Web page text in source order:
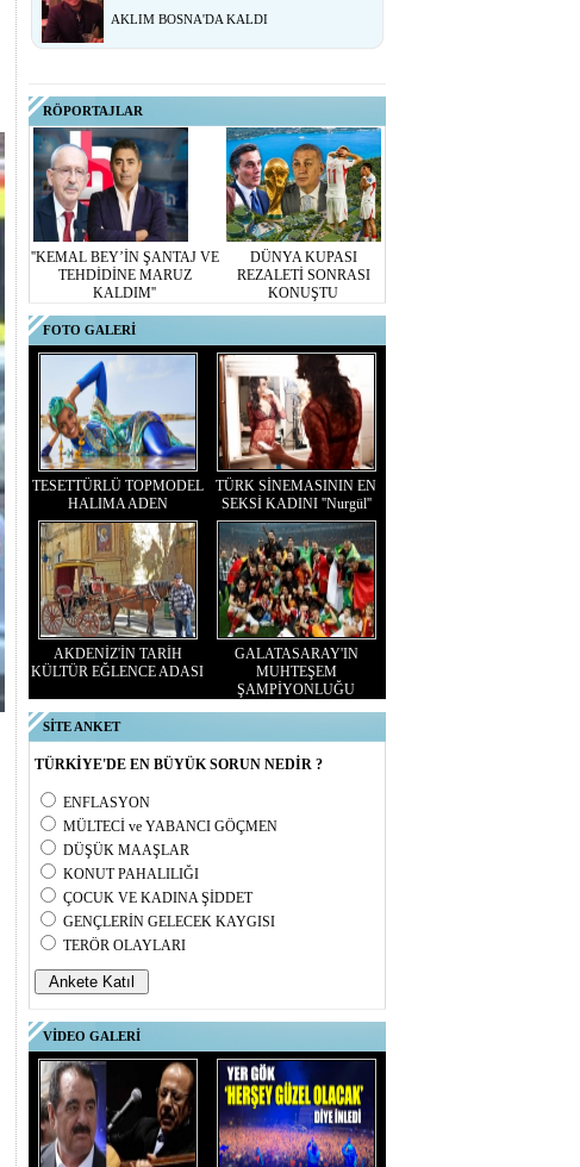
AKLIM BOSNA'DA KALDI
RÖPORTAJLAR
''KEMAL BEY’İN ŞANTAJ VE
TEHDİDİNE MARUZ
KALDIM''
DÜNYA KUPASI
REZALETİ SONRASI
KONUŞTU
FOTO GALERİ
TESETTÜRLÜ TOPMODEL
HALIMA ADEN
TÜRK SİNEMASININ EN
SEKSİ KADINI ''Nurgül''
AKDENİZ'İN TARİH
KÜLTÜR EĞLENCE ADASI
GALATASARAY'IN
MUHTEŞEM
ŞAMPİYONLUĞU
SİTE ANKET
TÜRKİYE'DE EN BÜYÜK SORUN NEDİR ?
ENFLASYON
MÜLTECİ ve YABANCI GÖÇMEN
DÜŞÜK MAAŞLAR
KONUT PAHALILIĞI
ÇOCUK VE KADINA ŞİDDET
GENÇLERİN GELECEK KAYGISI
TERÖR OLAYLARI
VİDEO GALERİ